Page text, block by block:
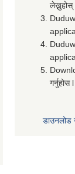
लेख्नुहोस्
गर्नुहोस l
डाउनलोड